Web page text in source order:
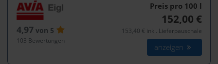
4,97von 5
103 Bewertungen
Preis pro 100 l
152,00 €
153,40 € inkl. Lieferpauschale
anzeigen